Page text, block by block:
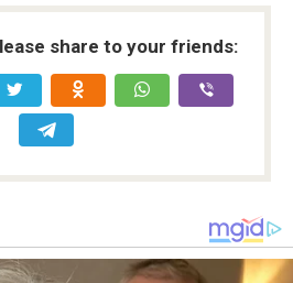
share to your friends: